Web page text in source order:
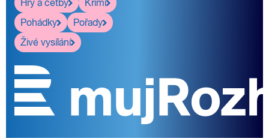
Hry a četby
Krimi
Pohádky
Pořady
Živé vysílání